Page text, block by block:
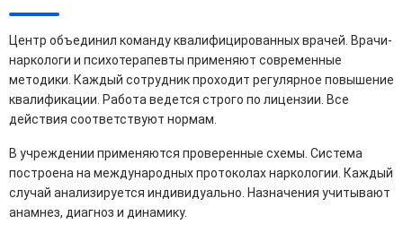
Центр объединил команду квалифицированных врачей. Врачи-
наркологи и психотерапевты применяют современные
методики. Каждый сотрудник проходит регулярное повышение
квалификации. Работа ведется строго по лицензии. Все
действия соответствуют нормам.
В учреждении применяются проверенные схемы. Система
построена на международных протоколах наркологии. Каждый
случай анализируется индивидуально. Назначения учитывают
анамнез, диагноз и динамику.